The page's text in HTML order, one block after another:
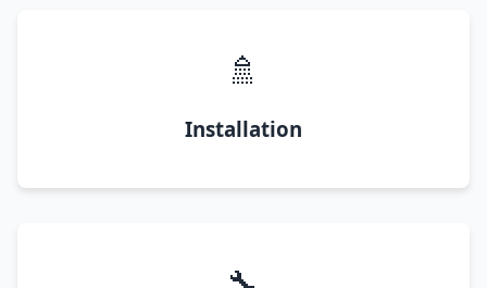
🚿
Installation